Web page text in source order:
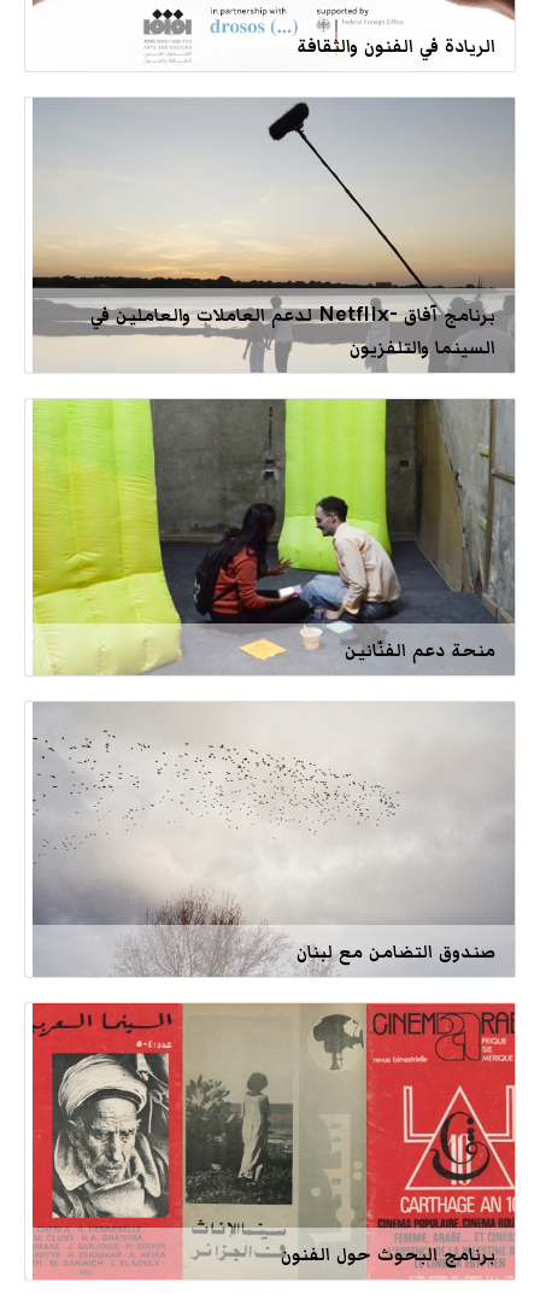
الريادة في الفنون والثقافة
برنامج آفاق -Netflix لدعم العاملات والعاملين في
السينما والتلفزيون
منحة دعم الفنّانين
صندوق التضامن مع لبنان
برنامج البحوث حول الفنون